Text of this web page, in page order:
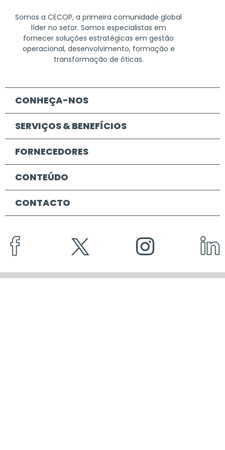
Somos a CECOP, a primeira comunidade global
líder no setor. Somos especialistas em
fornecer soluções estratégicas em gestão
operacional, desenvolvimento, formação e
transformação de óticas.
CONHEÇA-NOS
SERVIÇOS & BENEFÍCIOS
FORNECEDORES
CONTEÚDO
CONTACTO